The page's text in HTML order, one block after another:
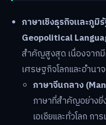
ภาษาเชิงธุรกิจและภู
Geopolitical
สำคัญสูงสุด เนื่องจากมี
เศรษฐกิจโลกและอำนา
ภาษาจีนกลาง
ภาษาที่สำคัญอย่างยิ่
เอเชียและทั่วโลก ก